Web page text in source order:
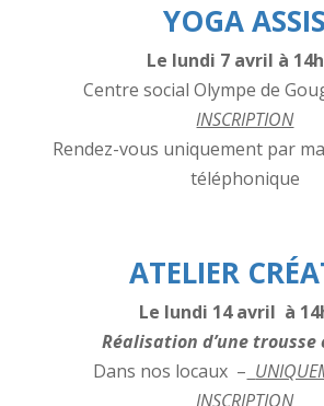
YOGA ASSIS
Le lundi 7 avril à
Centre social Olympe de
INSCRIPTION
Rendez-vous uniquement par
téléphonique
ATELIER
Le lundi 14 avril à
Réalisation d’une trousse
Dans nos locaux –
INSCRIPTION